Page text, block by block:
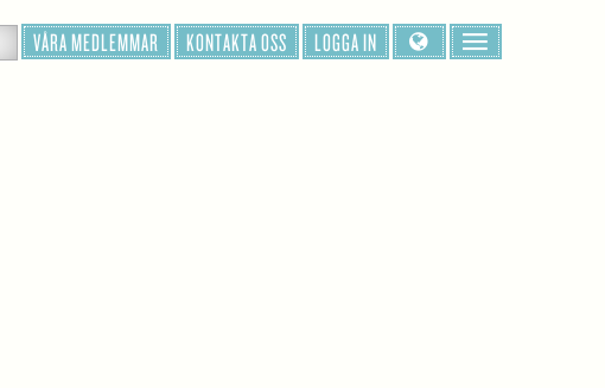
VÅRA MEDLEMMAR KONTAKTA OSS LOGGA IN